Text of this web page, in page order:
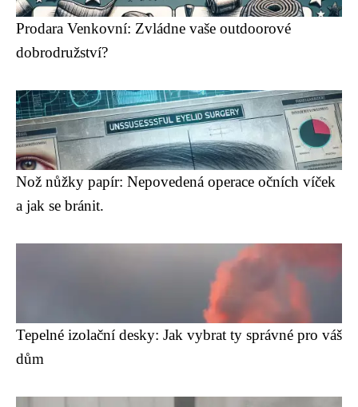
Prodara Venkovní: Zvládne vaše outdoorové
dobrodružství?
Nož nůžky papír: Nepovedená operace očních víček
a jak se bránit.
Tepelné izolační desky: Jak vybrat ty správné pro váš
dům